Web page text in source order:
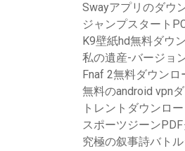
Swayアプリのダウ
ジャンプスタート
K9壁紙hd無料ダウ
私の遺産-バージョ
Fnaf 2無料ダウンロ
無料のandroid vpn
トレントダウンロ
スポーツジーン
究極の叙事詩バト